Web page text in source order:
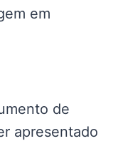
em
de
apresentado